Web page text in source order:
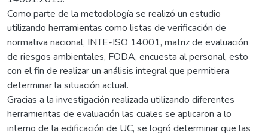
Como parte de la metodología se realizó un estudio
utilizando herramientas como listas de verificación de
normativa nacional, INTE-ISO 14001, matriz de evaluación
de riesgos ambientales, FODA, encuesta al personal, esto
con el fin de realizar un análisis integral que permitiera
determinar la situación actual.
Gracias a la investigación realizada utilizando diferentes
herramientas de evaluación las cuales se aplicaron a lo
interno de la edificación de UC, se logró determinar que las